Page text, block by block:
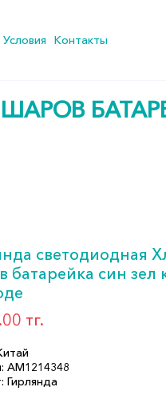
Условия Контакты
светодиодная
батарейка син зел
тг.
АМ1214348
Гирлянда